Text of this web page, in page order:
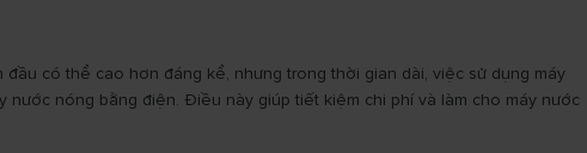
có thể cao hơn đáng kể, nhưng trong thời gian dài, việc sử dụng máy
nóng bằng điện. Điều này giúp tiết kiệm chi phí và làm cho máy nước